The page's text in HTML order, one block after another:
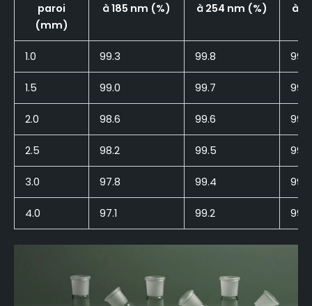
paroi
(mm)
à 185 nm (%)
à 254 nm (%)
à
1.0 99.3 99.8 99.9
1.5 99.0 99.7 99.9
2.0 98.6 99.6 99.8
2.5 98.2 99.5 99.8
3.0 97.8 99.4 99.7
4.0 97.1 99.2 99.6